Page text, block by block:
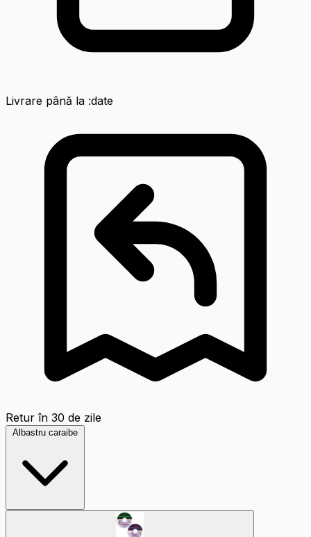
Livrare până la :date
Retur în 30 de zile
Albastru caraibe